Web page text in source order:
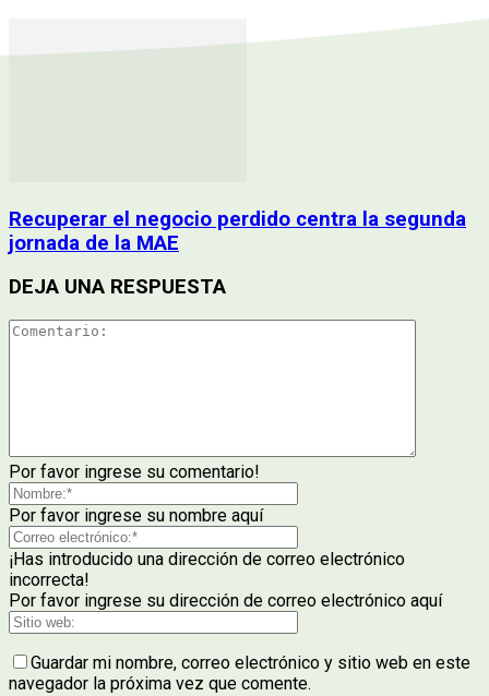
Recuperar el negocio perdido centra la segunda
jornada de la MAE
DEJA UNA RESPUESTA
Por favor ingrese su comentario!
Por favor ingrese su nombre aquí
¡Has introducido una dirección de correo electrónico
incorrecta!
Por favor ingrese su dirección de correo electrónico aquí
Guardar mi nombre, correo electrónico y sitio web en este
navegador la próxima vez que comente.